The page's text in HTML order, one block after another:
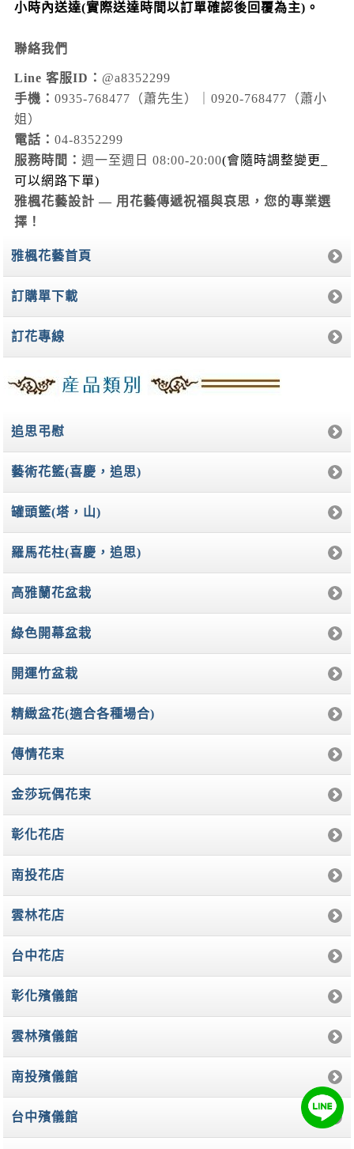
小時內送達(實際送達時間以訂單確認後回覆為主) 。
聯絡我們
Line 客服ID： @a8352299
手機： 0935-768477（蕭先生）｜0920-768477（蕭小
姐）
電話： 04-8352299
服務時間： 週一至週日 08:00-20:00(會隨時調整變更_
可以網路下單)
雅楓花藝設計 — 用花藝傳遞祝福與哀思，您的專業選
擇！
雅楓花藝首頁
訂購單下載
訂花專線
追思弔慰
藝術花籃(喜慶，追思)
罐頭籃(塔，山)
羅馬花柱(喜慶，追思)
高雅蘭花盆栽
綠色開幕盆栽
開運竹盆栽
精緻盆花(適合各種場合)
傳情花束
金莎玩偶花束
彰化花店
南投花店
雲林花店
台中花店
彰化殯儀館
雲林殯儀館
南投殯儀館
台中殯儀館